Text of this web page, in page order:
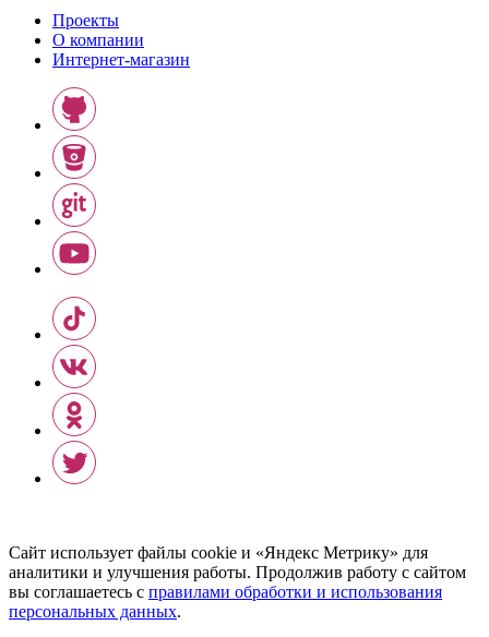
Проекты
О компании
Интернет-магазин
Сайт использует файлы cookie и «Яндекс Метрику» для
аналитики и улучшения работы. Продолжив работу с сайтом
вы соглашаетесь с правилами обработки и использования
персональных данных.